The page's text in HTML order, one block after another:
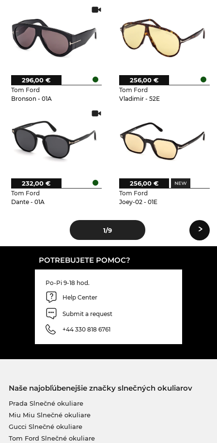
Tom Ford
Bronson - 01A
296,00 €
Tom Ford
Vladimir - 52E
256,00 €
Tom Ford
Dante - 01A
232,00 €
Tom Ford
Joey-02 - 01E
256,00 €
1/9 ›
POTREBUJETE POMOC?
Po-Pi 9-18 hod.
Help Center
Submit a request
+44 330 818 6761
Naše najobľúbenejšie značky slnečných okuliarov
Prada Slnečné okuliare
Miu Miu Slnečné okuliare
Gucci Slnečné okuliare
Tom Ford Slnečné okuliare